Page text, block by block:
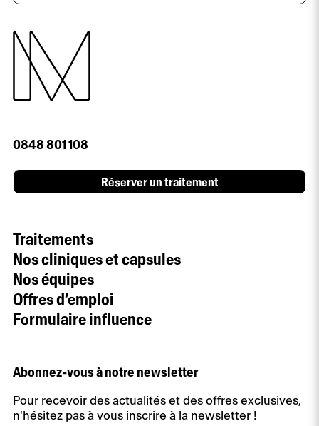
0848 801 108
Réserver un traitement
Traitements
Nos cliniques et capsules
Nos équipes
Offres d’emploi
Formulaire influence
Abonnez-vous à notre newsletter
Pour recevoir des actualités et des offres exclusives,
n'hésitez pas à vous inscrire à la newsletter !